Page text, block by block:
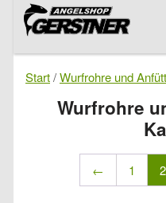
Start/Wurfrohre und
Wurfrohre
← 1 2